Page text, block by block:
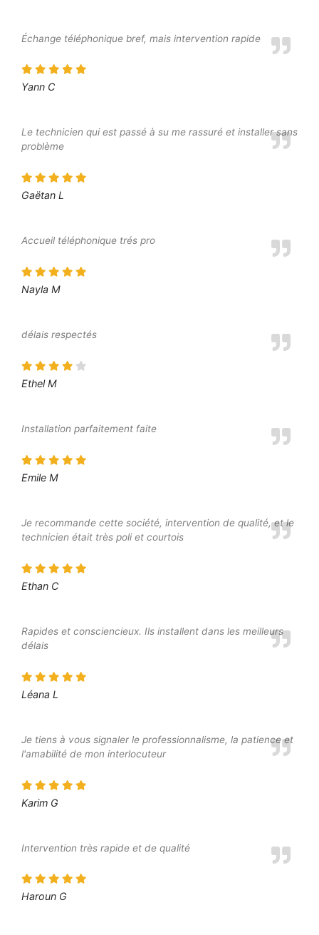
Échange téléphonique bref, mais intervention rapide
Yann C
Le technicien qui est passé à su me rassuré et installer sans
problème
Gaëtan L
Accueil téléphonique trés pro
Nayla M
délais respectés
Ethel M
Installation parfaitement faite
Emile M
Je recommande cette société, intervention de qualité, et le
technicien était très poli et courtois
Ethan C
Rapides et consciencieux. Ils installent dans les meilleurs
délais
Léana L
Je tiens à vous signaler le professionnalisme, la patience et
l'amabilité de mon interlocuteur
Karim G
Intervention très rapide et de qualité
Haroun G